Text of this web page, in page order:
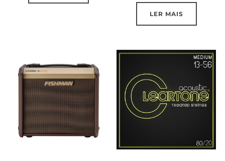
LER MAIS